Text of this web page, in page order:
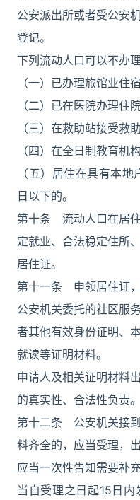
公安派出所或者受公安
登记。
下列流动人口可以不办
（一）已办理旅馆业住
（二）已在医院办理住
（三）在救助站接受救助
（四）在全日制教育机
（五）居住在具有本
日以下的。
第十条 流动人口在居
定就业、合法稳定住所
居住证。
第十一条 申领居住证
公安机关委托的社区服
者其他有效身份证明、
就读等证明材料。
申请人及相关证明材料
的真实性、合法性负责。
第十二条 公安机关接
料齐全的，应当受理，
应当一次性告知需要补
当自受理之日起15日